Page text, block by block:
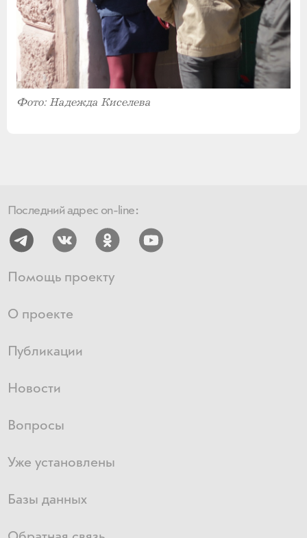
Фото: Надежда Киселева
Последний адрес on-line:
Помощь проекту
О проекте
Публикации
Новости
Вопросы
Уже установлены
Базы данных